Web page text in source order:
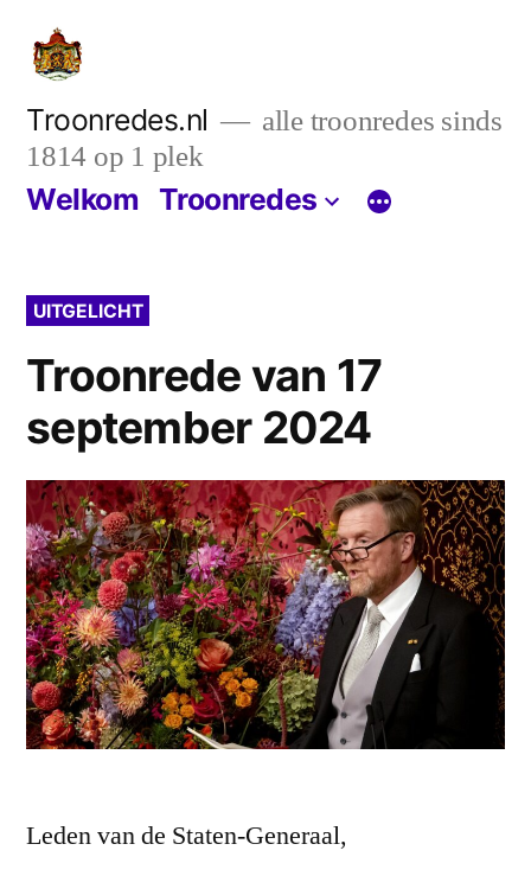
naar
inhoud
Troonredes.nl
alle troonredes sinds
1814 op 1 plek
Welkom Troonredes
UITGELICHT
Troonrede van 17
september 2024
Leden van de Staten-Generaal,